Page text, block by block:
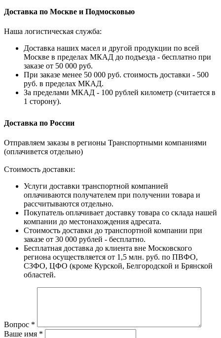
Доставка по Москве и Подмосковью
Наша логистическая служба:
Доставка наших масел и другой продукции по всей
Москве в пределах МКАД до подъезда - бесплатно при
заказе от 50 000 руб.
При заказе менее 50 000 руб. стоимость доставки - 500
руб. в пределах МКАД.
За пределами МКАД - 100 рублей километр (считается в
1 сторону).
Доставка по России
Отправляем заказы в регионы Транспортными компаниями
(оплачивется отдельно)
Стоимость доставки:
Услуги доставки транспортной компанией
оплачиваются получателем при получении товара и
рассчитываются отдельно.
Покупатель оплачивает доставку товара со склада нашей
компании до местонахождения адресата.
Стоимость доставки до транспортной компании при
заказе от 30 000 рублей - бесплатно.
Бесплатная доставка до клиента вне Московского
региона осуществляется от 1,5 млн. руб. по ПВФО,
СЗФО, ЦФО (кроме Курской, Белгородской и Брянской
областей.
Вопрос *
Ваше имя *